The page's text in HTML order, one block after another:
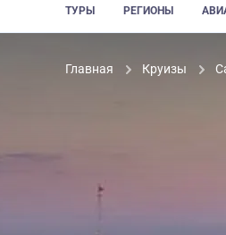
ТУРЫ РЕГИОНЫ
Главная Круизы